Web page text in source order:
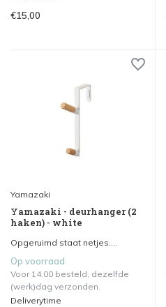
€15,00
Yamazaki
Yamazaki - deurhanger (2
haken) - white
Opgeruimd staat netjes....
Op voorraad
Voor 14.00 besteld, dezelfde
(werk)dag verzonden.
Deliverytime